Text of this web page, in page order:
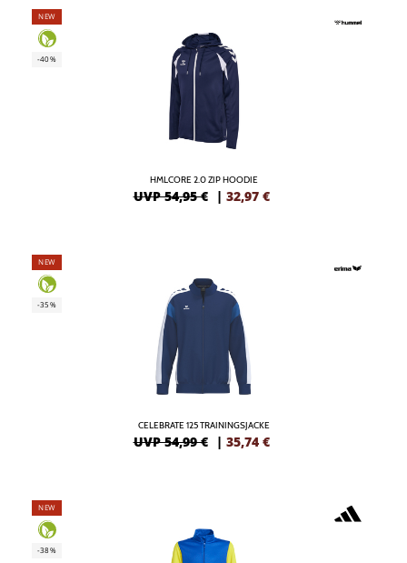
NEW
-40%
HMLCORE 2.0 ZIP HOODIE
UVP 54,95 € | 32,97 €
NEW
-35%
CELEBRATE 125 TRAININGSJACKE
UVP 54,99 € | 35,74 €
NEW
-38%